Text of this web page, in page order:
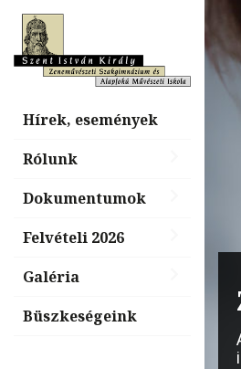
Hírek, események
Rólunk
Dokumentumok
Felvételi 2026
Galéria
Büszkeségeink